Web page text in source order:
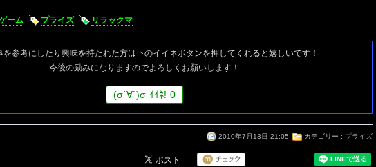
ーム プライズ リラックマ
を参考にしたり興味を持たれた方は下のイイネボタンを押してくれると嬉しいです！
今後の励みになりますのでよろしくお願いします！
(σ´∀`)σ ｲｲﾈ! 0
2010年7月13日 21:05 カテゴリー : プライズ